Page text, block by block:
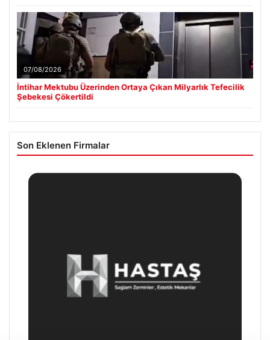
07/08/2026
İntihar Mektubu Üzerinden Ortaya Çıkan Milyarlık Tefecilik
Şebekesi Çökertildi
Son Eklenen Firmalar